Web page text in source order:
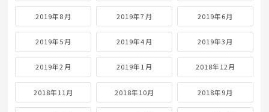
2019年8月 2019年7月 2019年6月
2019年5月 2019年4月 2019年3月
2019年2月 2019年1月 2018年12月
2018年11月 2018年10月 2018年9月